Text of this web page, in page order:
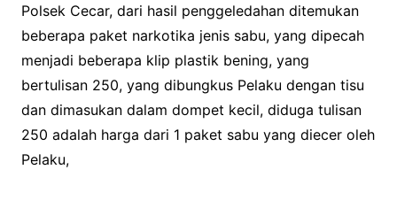
Polsek Cecar, dari hasil penggeledahan ditemukan
beberapa paket narkotika jenis sabu, yang dipecah
menjadi beberapa klip plastik bening, yang
bertulisan 250, yang dibungkus Pelaku dengan tisu
dan dimasukan dalam dompet kecil, diduga tulisan
250 adalah harga dari 1 paket sabu yang diecer oleh
Pelaku,